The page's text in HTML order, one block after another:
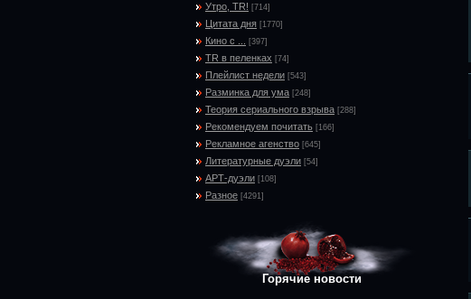
Утро, TR! [714]
Цитата дня [1770]
Кино с ... [397]
TR в пеленках [74]
Плейлист недели [543]
Разминка для ума [248]
Теория сериального взрыва [288]
Рекомендуем почитать [166]
Рекламное агенство [645]
Литературные дуэли [54]
АРТ-дуэли [108]
Разное [4291]
Горячие новости